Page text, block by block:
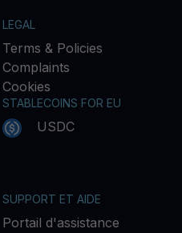
LEGAL
Terms & Policies
Complaints
Cookies
STABLECOINS FOR EU
USDC
SUPPORT ET AIDE
Portail d'assistance